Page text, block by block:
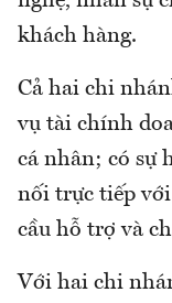
khách hàng.
Cả hai chi
vụ tài chính
cá nhân; có sự
nối trực tiếp
cầu hỗ trợ và
Với hai chi